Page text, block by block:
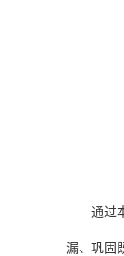
通过本
漏、巩固